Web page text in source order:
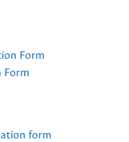
Form
Form
form